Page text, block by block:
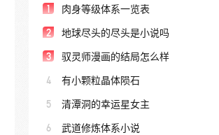
1 肉身等级体系一览表
2 地球尽头的尽头是小说吗
3 驭灵师漫画的结局怎么样
4 有小颗粒晶体陨石
5 清潭洞的幸运星女主
6 武道修炼体系小说